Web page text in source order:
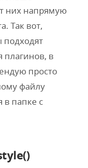
них напрямую
Так вот,
плагинов, в
просто
файлу
в папке с